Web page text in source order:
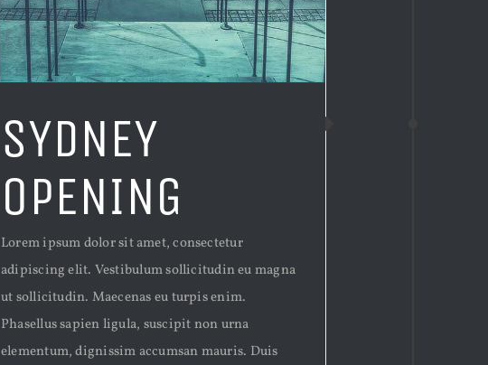
SYDNEY
OPENING
Lorem ipsum dolor sit amet, consectetur
adipiscing elit. Vestibulum sollicitudin eu magna
ut sollicitudin. Maecenas eu turpis enim.
Phasellus sapien ligula, suscipit non urna
elementum, dignissim accumsan mauris. Duis